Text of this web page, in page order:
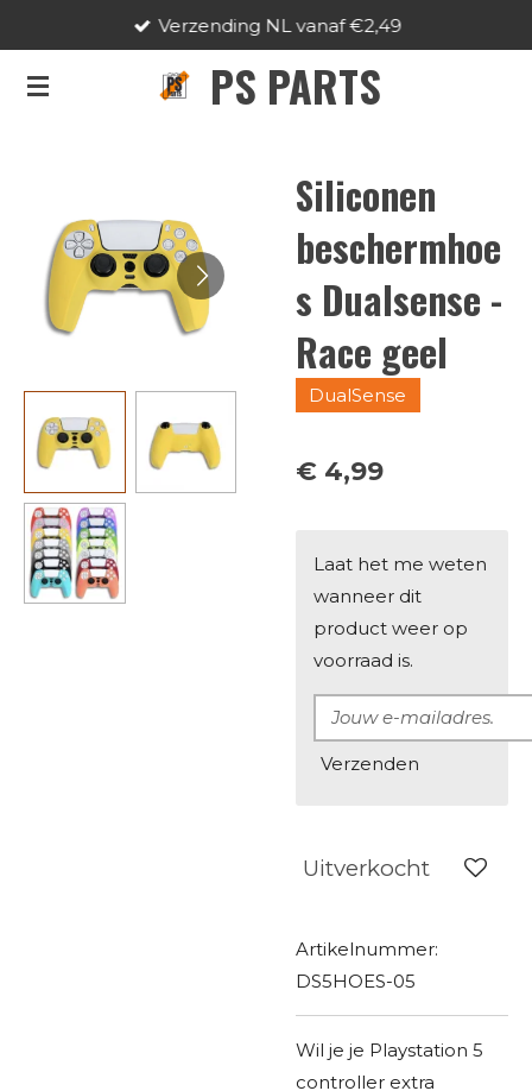
naar
PS PARTS
Verzending NL vanaf €2,49
Siliconen
beschermhoe
s Dualsense -
Race geel
DualSense
€ 4,99
Laat het me weten
wanneer dit
product weer op
voorraad is.
Verzenden
Uitverkocht
Artikelnummer:
DS5HOES-05
Wil je je Playstation 5
controller extra